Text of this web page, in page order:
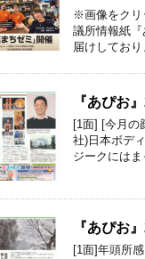
※画像をクリ
議所情報紙
届けしてお
『あぴお
[1面] [今月の
社)日本ボデ
ジークには
『あぴお
[1面]年頭所